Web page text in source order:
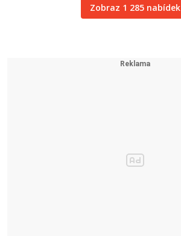
Zobraz 1 285 nabídek